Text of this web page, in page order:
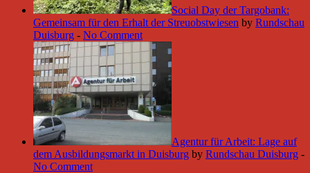
Social Day der Targobank:
Gemeinsam für den Erhalt der Streuobstwiesen by Rundschau
Duisburg - No Comment
Agentur für Arbeit: Lage auf
dem Ausbildungsmarkt in Duisburg by Rundschau Duisburg -
No Comment